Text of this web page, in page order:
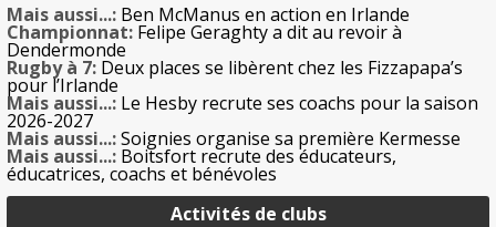
Mais aussi...: Ben McManus en action en Irlande
Championnat: Felipe Geraghty a dit au revoir à
Dendermonde
Rugby à 7: Deux places se libèrent chez les Fizzapapa’s
pour l’Irlande
Mais aussi...: Le Hesby recrute ses coachs pour la saison
2026-2027
Mais aussi...:Soignies organise sa première Kermesse
Mais aussi...: Boitsfort recrute des éducateurs,
éducatrices, coachs et bénévoles
Activités de clubs